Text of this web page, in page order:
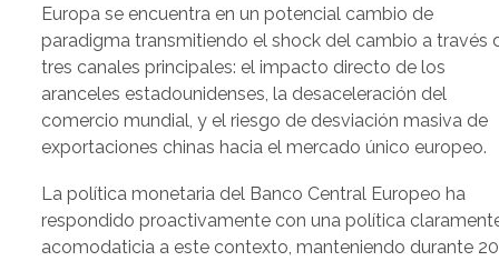
Europa se encuentra en un potencial cambio de
paradigma transmitiendo el shock del cambio a través
tres canales principales: el impacto directo de los
aranceles estadounidenses, la desaceleración del
comercio mundial, y el riesgo de desviación masiva de
exportaciones chinas hacia el mercado único europeo.
La política monetaria del Banco Central Europeo ha
respondido proactivamente con una política
acomodaticia a este contexto, manteniendo durante